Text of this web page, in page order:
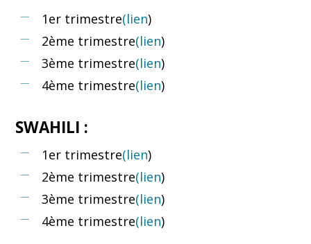
1er trimestre(lien)
2ème trimestre(lien)
3ème trimestre(lien)
4ème trimestre(lien)
SWAHILI :
1er trimestre(lien)
2ème trimestre(lien)
3ème trimestre(lien)
4ème trimestre(lien)